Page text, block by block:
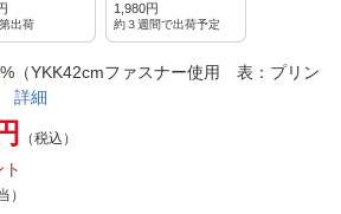
出荷
1,980円
約３週間で出荷予定
（YKK42cmファスナー使用 表：プリン
詳細
（税込）
）